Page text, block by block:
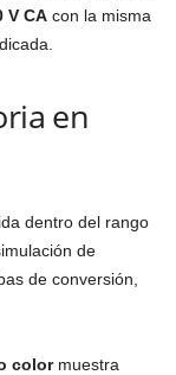
V CA con la misma
en
dentro del rango
de
de conversión,
colormuestra